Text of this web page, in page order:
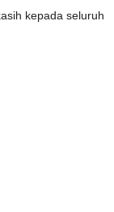
kepada seluruh